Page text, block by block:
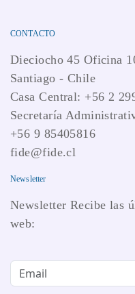
CONTACTO
Dieciocho 45 Oficina
Santiago - Chile
Casa Central: +56 2
Secretaría
+56 9 85405816
fide@fide.cl
Newsletter
Newsletter Recibe las
web: